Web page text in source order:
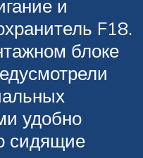
и
F18.
блоке
удобно
сидящие